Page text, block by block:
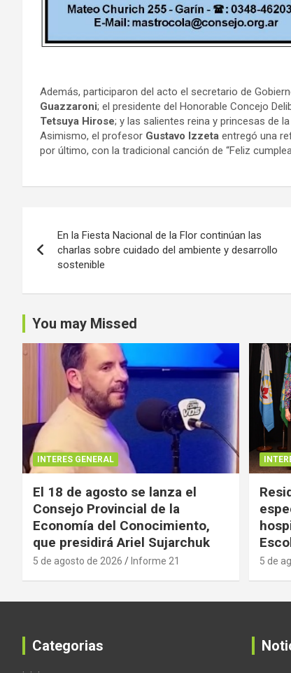
Además, participaron del acto el secretario de
Guazzaroni; el presidente del Honorable Concejo
Tetsuya Hirose; y las salientes reina y princesas de
Asimismo, el profesor Gustavo Izzeta entregó una
por último, con la tradicional canción de “Feliz
de
En la Fiesta Nacional de la Flor continúan las
charlas sobre cuidado del ambiente y desarrollo
sostenible
You may Missed
INTERES GENERAL
El 18 de agosto se lanza el
Consejo Provincial de la
Economía del Conocimiento,
que presidirá Ariel Sujarchuk
5 de agosto de 2026 Informe 21 5 de
Categorias